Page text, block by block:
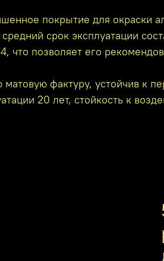
покрытие для окраски
срок эксплуатации
что позволяет его
фактуру, устойчив к
20 лет, стойкость к